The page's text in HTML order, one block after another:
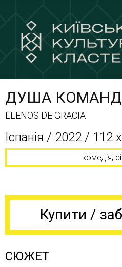
ДУША
LLENOS DE GRACIA
Іспанія / 2022 / 112
комедія,
Купити /
СЮЖЕТ